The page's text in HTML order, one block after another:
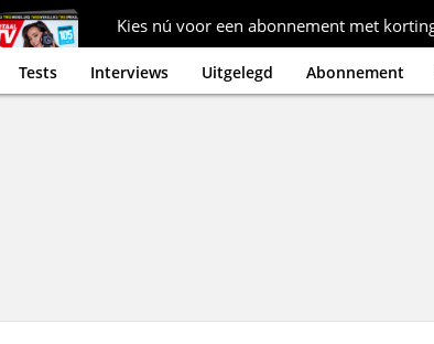
Kies nú voor een abonnement met
Tests Interviews Uitgelegd Abonnement